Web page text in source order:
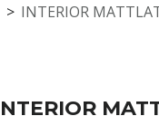
INTERIOR